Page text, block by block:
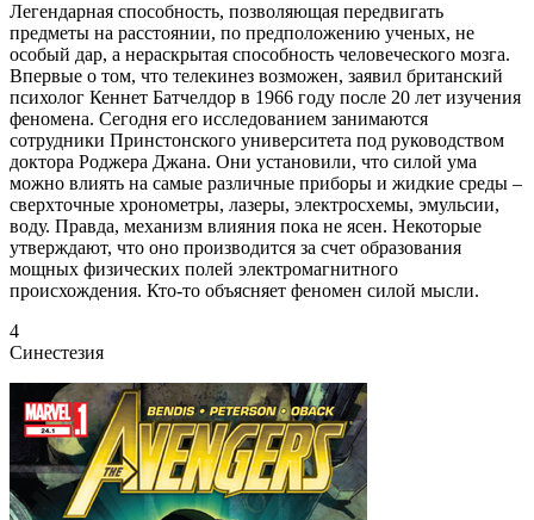
Легендарная способность, позволяющая передвигать
предметы на расстоянии, по предположению ученых, не
особый дар, а нераскрытая способность человеческого мозга.
Впервые о том, что телекинез возможен, заявил британский
психолог Кеннет Батчелдор в 1966 году после 20 лет изучения
феномена. Сегодня его исследованием занимаются
сотрудники Принстонского университета под руководством
доктора Роджера Джана. Они установили, что силой ума
можно влиять на самые различные приборы и жидкие среды –
сверхточные хронометры, лазеры, электросхемы, эмульсии,
воду. Правда, механизм влияния пока не ясен. Некоторые
утверждают, что оно производится за счет образования
мощных физических полей электромагнитного
происхождения. Кто-то объясняет феномен силой мысли.
4
Синестезия